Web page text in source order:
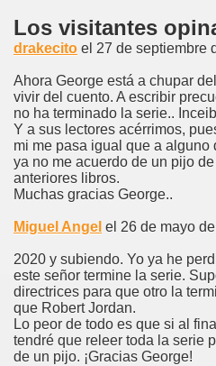
Los visitantes
drakecito el 27 de septiembre
Ahora George está a chupar
vivir del cuento. A escribir
no ha terminado la serie..
Y a sus lectores acérrimos,
mi me pasa igual que a alguno
ya no me acuerdo de un pijo
anteriores libros.
Muchas gracias George..
Miguel Angel el 26 de mayo
2020 y subiendo. Yo ya he
este señor termine la serie.
directrices para que otro la
que Robert Jordan.
Lo peor de todo es que si al
tendré que releer toda la serie
de un pijo. ¡Gracias George!